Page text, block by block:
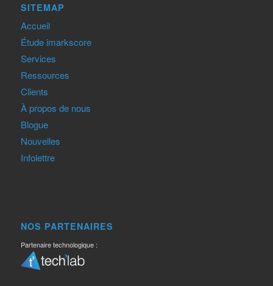
SITEMAP
Accueil
Étude imarkscore
Services
Ressources
Clients
À propos de nous
Blogue
Nouvelles
Infolettre
NOS PARTENAIRES
Partenaire technologique :